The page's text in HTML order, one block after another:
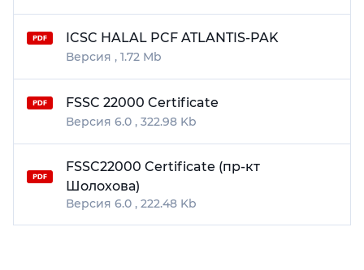
ICSC HALAL PCF ATLANTIS-PAK
1.72 Mb
FSSC 22000 Certificate
6.0 322.98 Kb
FSSC22000 Certificate (пр-кт
Шолохова)
6.0 222.48 Kb